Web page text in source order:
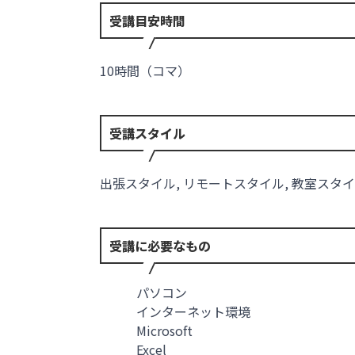
受講目安時間
10時間（コマ）
受講スタイル
出張スタイル, リモートスタイル, 教室スタ
受講に必要なもの
パソコン
インターネット環境
Microsoft
Excel